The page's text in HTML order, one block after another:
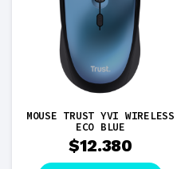
MOUSE TRUST YVI WIRELESS
ECO BLUE
$12.380